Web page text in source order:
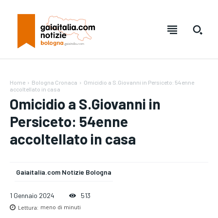
Testo: A- Reset A+
Testo: A- Reset A+
Home Bologna Cronaca
Omicidio a S.Giovanni in Persiceto: 54enne
accoltellato in casa
Omicidio a S.Giovanni in
Persiceto: 54enne
accoltellato in casa
Gaiaitalia.com Notizie Bologna
1 Gennaio 2024 513
Lettura: meno di minuti